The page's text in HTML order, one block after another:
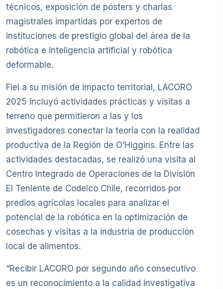
técnicos, exposición de pósters y charlas
magistrales impartidas por expertos de
instituciones de prestigio global del área de la
robótica e inteligencia artificial y robótica
deformable.
Fiel a su misión de impacto territorial, LACORO
2025 incluyó actividades prácticas y visitas a
terreno que permitieron a las y los
investigadores conectar la teoría con la realidad
productiva de la Región de O’Higgins. Entre las
actividades destacadas, se realizó una visita al
Centro Integrado de Operaciones de la División
El Teniente de Codelco Chile, recorridos por
predios agrícolas locales para analizar el
potencial de la robótica en la optimización de
cosechas y visitas a la industria de producción
local de alimentos.
“Recibir LACORO por segundo año consecutivo
es un reconocimiento a la calidad investigativa